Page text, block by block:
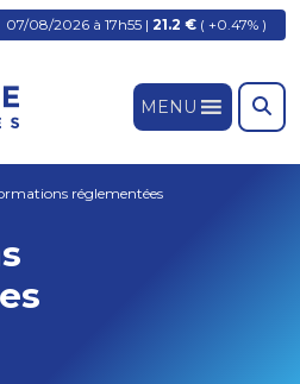
07/08/2026 à 17h55 | 21.2 € ( +0.47% )
MENU
réglementées